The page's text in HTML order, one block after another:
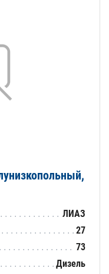
ЛИАЗ
27
73
Дизель